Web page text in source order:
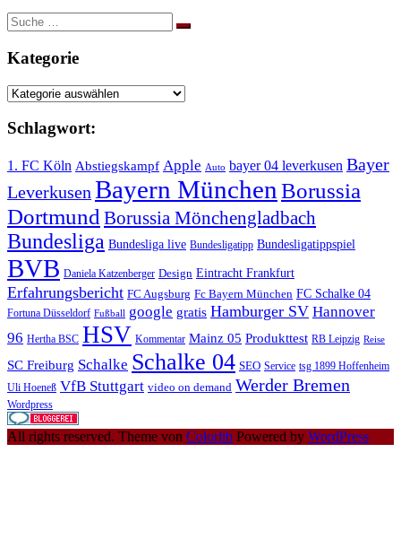
Suche
nach:
Kategorie
Kategorie
Schlagwort:
1. FC Köln Abstiegskampf Apple Auto bayer 04 leverkusen Bayer
Leverkusen Bayern München Borussia
Dortmund Borussia Mönchengladbach
Bundesliga Bundesliga live Bundesligatipp Bundesligatippspiel
BVB Daniela Katzenberger Design Eintracht Frankfurt
Erfahrungsbericht FC Augsburg Fc Bayern München FC Schalke 04
Fortuna Düsseldorf Fußball google gratis Hamburger SV Hannover
96 Hertha BSC HSV Kommentar Mainz 05 Produkttest RB Leipzig Reise
SC Freiburg Schalke Schalke 04 SEO Service tsg 1899 Hoffenheim
Uli Hoeneß VfB Stuttgart video on demand Werder Bremen
Wordpress
All rights reserved. Theme von Colorlib Powered by WordPress